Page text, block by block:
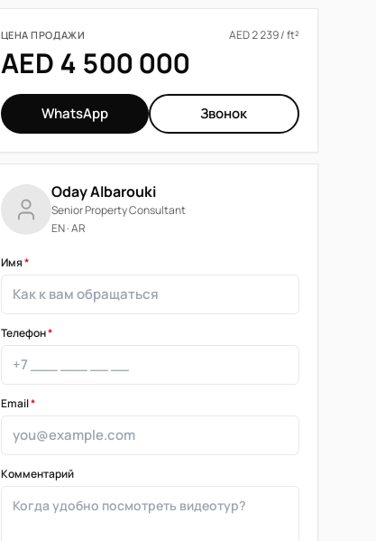
ЦЕНА ПРОДАЖИ AED 2 239 / ft²
AED 4 500 000
WhatsApp Звонок
Oday Albarouki
Senior Property Consultant
EN · AR
Имя*
Телефон*
Email*
Комментарий